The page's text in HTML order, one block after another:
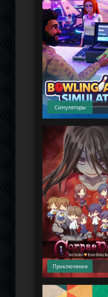
Симуляторы
Приключения